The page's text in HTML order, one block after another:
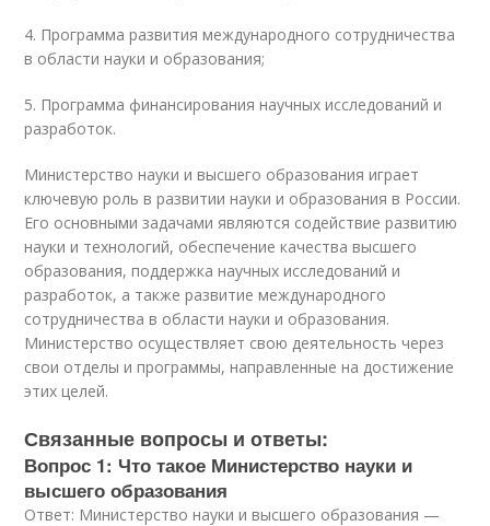
4. Программа развития международного сотрудничества
в области науки и образования;
5. Программа финансирования научных исследований и
разработок.
Министерство науки и высшего образования играет
ключевую роль в развитии науки и образования в России.
Его основными задачами являются содействие развитию
науки и технологий, обеспечение качества высшего
образования, поддержка научных исследований и
разработок, а также развитие международного
сотрудничества в области науки и образования.
Министерство осуществляет свою деятельность через
свои отделы и программы, направленные на достижение
этих целей.
Связанные вопросы и ответы:
Вопрос 1: Что такое Министерство науки и
высшего образования
Ответ: Министерство науки и высшего образования —